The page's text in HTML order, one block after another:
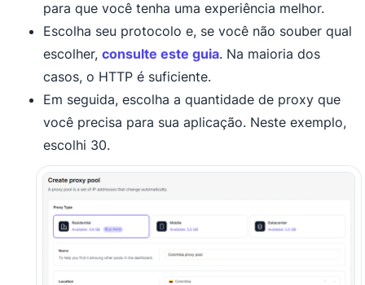
para que você tenha uma experiência melhor.
Escolha seu protocolo e, se você não souber qual
escolher,consulte este guia. Na maioria dos
casos, o HTTP é suficiente.
Em seguida, escolha a quantidade de proxy que
você precisa para sua aplicação. Neste exemplo,
escolhi 30.